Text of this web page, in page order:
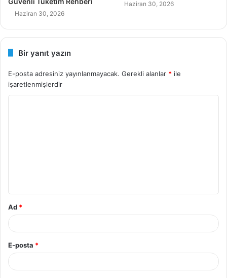
Haziran 30, 2026
Haziran 30, 2026
Bir yanıt yazın
E-posta adresiniz yayınlanmayacak. Gerekli alanlar * ile
işaretlenmişlerdir
Ad *
E-posta *